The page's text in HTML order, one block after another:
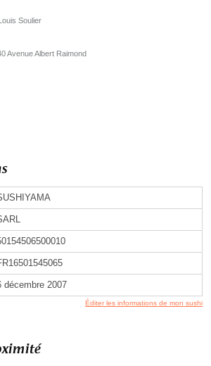
Soulier
Avenue Albert Raimond
décembre 2007
Éditer les informations de mon sushi